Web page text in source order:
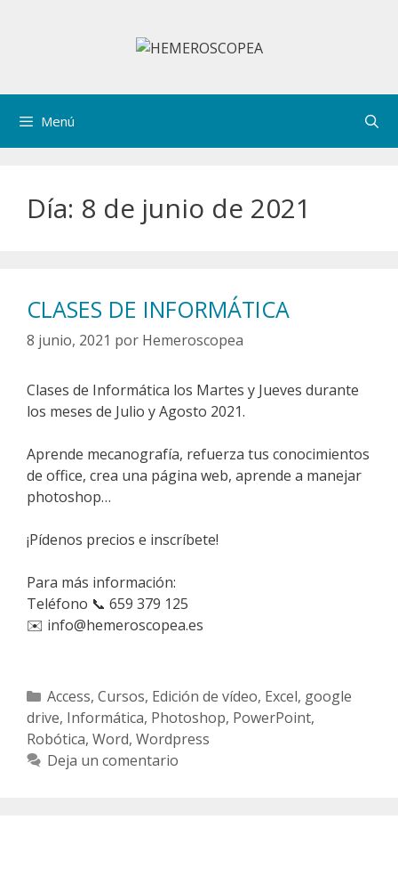
Menú
Día: 8 de junio de 2021
CLASES DE INFORMÁTICA
8 junio, 2021 por Hemeroscopea
Clases de Informática los Martes y Jueves durante
los meses de Julio y Agosto 2021.
Aprende mecanografía, refuerza tus conocimientos
de office, crea una página web, aprende a manejar
photoshop…
¡Pídenos precios e inscríbete!
Para más información:
Teléfono 📞 659 379 125
✉️ info@hemeroscopea.es
Categorías
Access, Cursos, Edición de vídeo, Excel, google
drive, Informática, Photoshop, PowerPoint,
Robótica, Word, Wordpress
Deja un comentario